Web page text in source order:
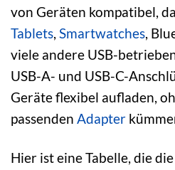
von Geräten kompatibel,
Tablets, Smartwatches,
viele andere USB-
USB-A- und USB-C-
Geräte flexibel aufladen,
passenden Adapter
Hier ist eine Tabelle, die